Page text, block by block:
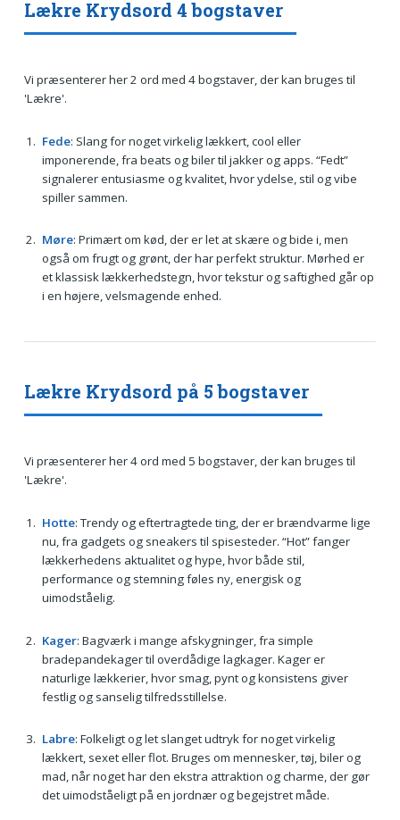
Lækre Krydsord 4 bogstaver
Vi præsenterer her 2 ord med 4 bogstaver, der kan bruges til
'Lækre'.
Fede: Slang for noget virkelig lækkert, cool eller
imponerende, fra beats og biler til jakker og apps. “Fedt”
signalerer entusiasme og kvalitet, hvor ydelse, stil og vibe
spiller sammen.
Møre: Primært om kød, der er let at skære og bide i, men
også om frugt og grønt, der har perfekt struktur. Mørhed er
et klassisk lækkerhedstegn, hvor tekstur og saftighed går op
i en højere, velsmagende enhed.
Lækre Krydsord på 5 bogstaver
Vi præsenterer her 4 ord med 5 bogstaver, der kan bruges til
'Lækre'.
Hotte: Trendy og eftertragtede ting, der er brændvarme lige
nu, fra gadgets og sneakers til spisesteder. “Hot” fanger
lækkerhedens aktualitet og hype, hvor både stil,
performance og stemning føles ny, energisk og
uimodståelig.
Kager: Bagværk i mange afskygninger, fra simple
bradepandekager til overdådige lagkager. Kager er
naturlige lækkerier, hvor smag, pynt og konsistens giver
festlig og sanselig tilfredsstillelse.
Labre: Folkeligt og let slanget udtryk for noget virkelig
lækkert, sexet eller flot. Bruges om mennesker, tøj, biler og
mad, når noget har den ekstra attraktion og charme, der gør
det uimodståeligt på en jordnær og begejstret måde.